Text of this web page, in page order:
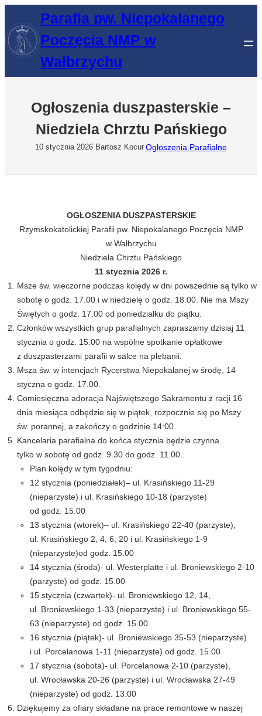
treści
Parafia pw. Niepokalanego
Poczęcia NMP w
Wałbrzychu
Ogłoszenia duszpasterskie –
Niedziela Chrztu Pańskiego
10 stycznia 2026 Bartosz Kocur Ogłoszenia Parafialne
OGŁOSZENIA DUSZPASTERSKIE
Rzymskokatolickiej Parafii pw. Niepokalanego Poczęcia NMP
w Wałbrzychu
Niedziela Chrztu Pańskiego
11 stycznia 2026 r.
Msze św. wieczorne podczas kolędy w dni powszednie są tylko w
sobotę o godz. 17.00 i w niedzielę o godz. 18.00. Nie ma Mszy
Świętych o godz. 17.00 od poniedziałku do piątku.
Członków wszystkich grup parafialnych zapraszamy dzisiaj 11
stycznia o godz. 15.00 na wspólne spotkanie opłatkowe
z duszpasterzami parafii w salce na plebanii.
Msza św. w intencjach Rycerstwa Niepokalanej w środę, 14
styczna o godz. 17.00.
Comiesięczna adoracja Najświętszego Sakramentu z racji 16
dnia miesiąca odbędzie się w piątek, rozpocznie się po Mszy
św. porannej, a zakończy o godzinie 14:00.
Kancelaria parafialna do końca stycznia będzie czynna
tylko w sobotę od godz. 9.30 do godz. 11.00.
Plan kolędy w tym tygodniu:
12 stycznia (poniedziałek)– ul. Krasińskiego 11-29
(nieparzyste) i ul. Krasińskiego 10-18 (parzyste)
od godz. 15.00
13 stycznia (wtorek)– ul. Krasińskiego 22-40 (parzyste),
ul. Krasińskiego 2, 4, 6, 20 i ul. Krasińskiego 1-9
(nieparzyste)od godz. 15.00
14 stycznia (środa)- ul. Westerplatte i ul. Broniewskiego 2-10
(parzyste) od godz. 15.00
15 stycznia (czwartek)- ul. Broniewskiego 12, 14,
ul. Broniewskiego 1-33 (nieparzyste) i ul. Broniewskiego 55-
63 (nieparzyste) od godz. 15.00
16 stycznia (piątek)- ul. Broniewskiego 35-53 (nieparzyste)
i ul. Porcelanowa 1-11 (nieparzyste) od godz. 15.00
17 stycznia (sobota)- ul. Porcelanowa 2-10 (parzyste),
ul. Wrocławska 20-26 (parzyste) i ul. Wrocławska 27-49
(nieparzyste) od godz. 13.00
Dziękujemy za ofiary składane na prace remontowe w naszej